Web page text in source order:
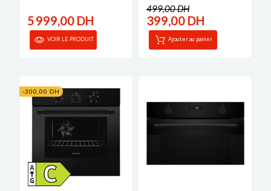
5 999,00 DH
VOIR LE PRODUIT
499,00 DH
399,00 DH
Ajouter au panier
-300,00 DH